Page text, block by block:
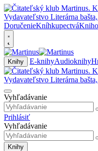
DoručenieKníhkupectvá
Knihy E-knihyAudioknihy
Vyhľadávanie
Prihlásiť
Vyhľadávanie
Knihy